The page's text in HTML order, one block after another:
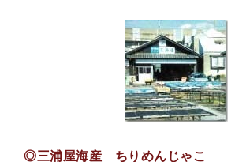
◎三浦屋海産 ちりめんじゃこ